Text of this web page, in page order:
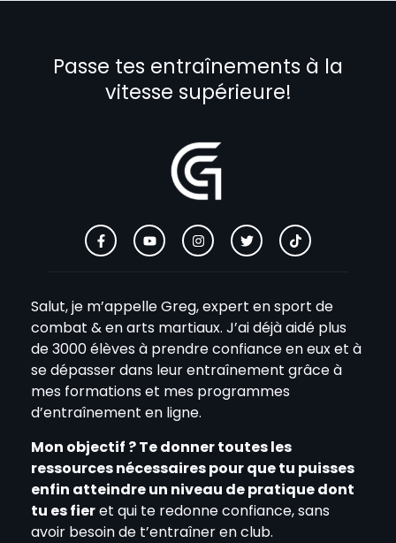
Passe tes entraînements à la
vitesse supérieure!
Salut, je m’appelle Greg, expert en sport de
combat & en arts martiaux. J’ai déjà aidé plus
de 3000 élèves à prendre confiance en eux et à
se dépasser dans leur entraînement grâce à
mes formations et mes programmes
d’entraînement en ligne.
Mon objectif ? Te donner toutes les
ressources nécessaires pour que tu puisses
enfin atteindre un niveau de pratique dont
tu es fieret qui te redonne confiance, sans
avoir besoin de t’entraîner en club.